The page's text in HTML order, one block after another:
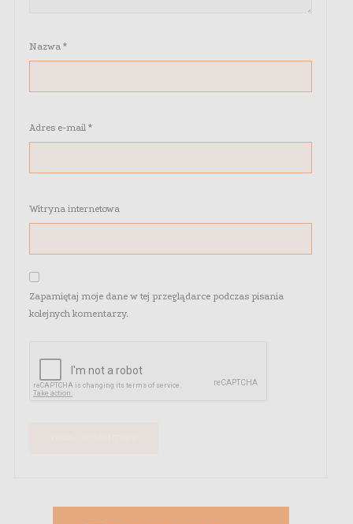
Nazwa *
Adres e-mail *
Witryna internetowa
Zapamiętaj moje dane w tej przeglądarce podczas pisania
kolejnych komentarzy.